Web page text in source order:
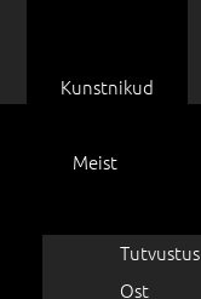
Kunstnikud
Meist
Tutvustus
Ost